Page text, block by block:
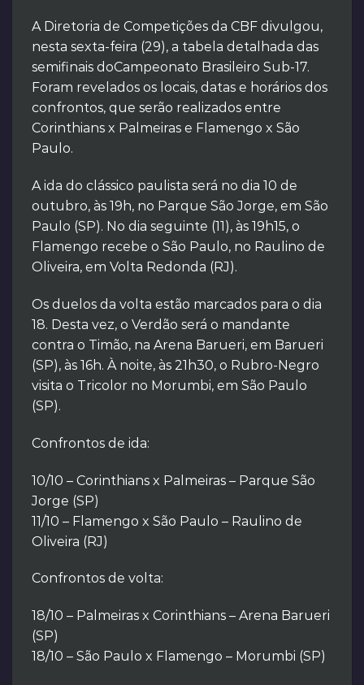
A Diretoria de Competições da CBF divulgou,
nesta sexta-feira (29), a tabela detalhada das
semifinais doCampeonato Brasileiro Sub-17.
Foram revelados os locais, datas e horários dos
confrontos, que serão realizados entre
Corinthians x Palmeiras e Flamengo x São
Paulo.
A ida do clássico paulista será no dia 10 de
outubro, às 19h, no Parque São Jorge, em São
Paulo (SP). No dia seguinte (11), às 19h15, o
Flamengo recebe o São Paulo, no Raulino de
Oliveira, em Volta Redonda (RJ).
Os duelos da volta estão marcados para o dia
18. Desta vez, o Verdão será o mandante
contra o Timão, na Arena Barueri, em Barueri
(SP), às 16h. À noite, às 21h30, o Rubro-Negro
visita o Tricolor no Morumbi, em São Paulo
(SP).
Confrontos de ida:
10/10 – Corinthians x Palmeiras – Parque São
Jorge (SP)
11/10 – Flamengo x São Paulo – Raulino de
Oliveira (RJ)
Confrontos de volta:
18/10 – Palmeiras x Corinthians – Arena Barueri
(SP)
18/10 – São Paulo x Flamengo – Morumbi (SP)